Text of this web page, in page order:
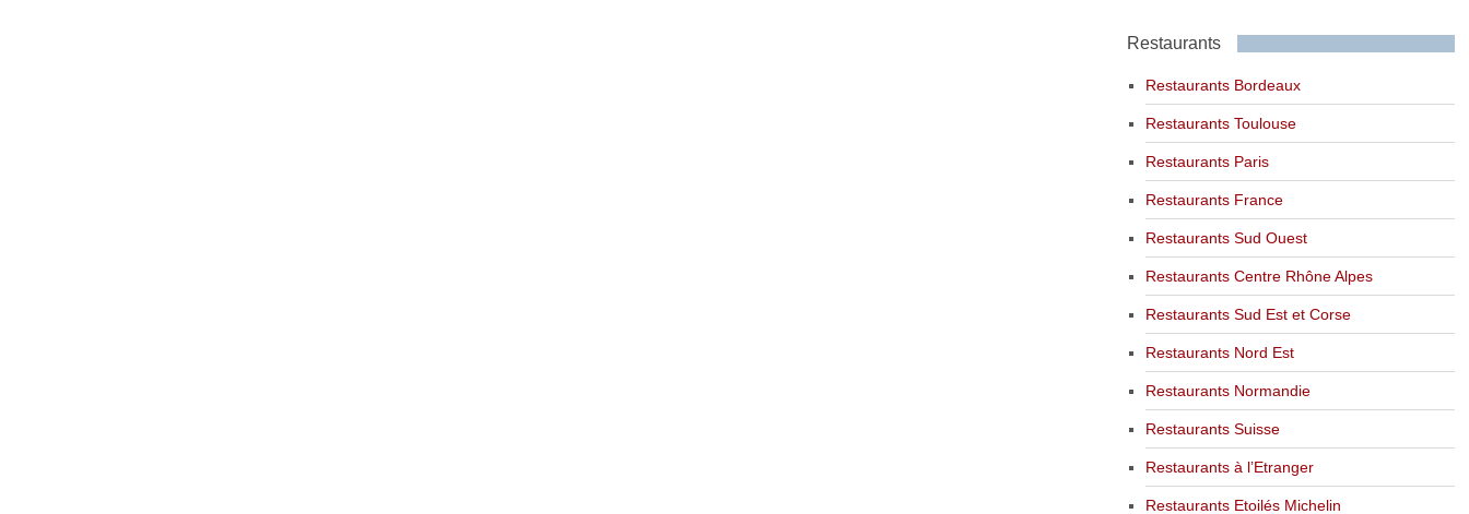
Restaurants
Restaurants Bordeaux
Restaurants Toulouse
Restaurants Paris
Restaurants France
Restaurants Sud Ouest
Restaurants Centre Rhône Alpes
Restaurants Sud Est et Corse
Restaurants Nord Est
Restaurants Normandie
Restaurants Suisse
Restaurants à l’Etranger
Restaurants Etoilés Michelin